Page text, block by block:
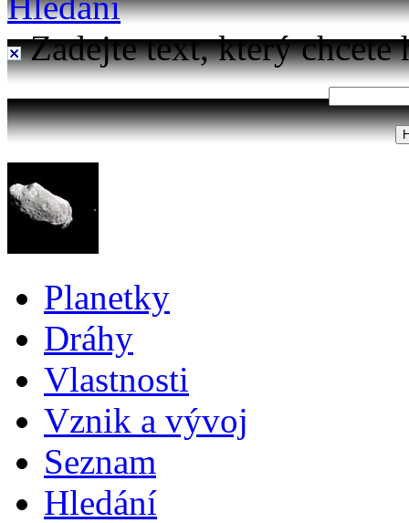
Zadejte text, který chcete
Planetky
Dráhy
Vlastnosti
Vznik a vývoj
Seznam
Hledání